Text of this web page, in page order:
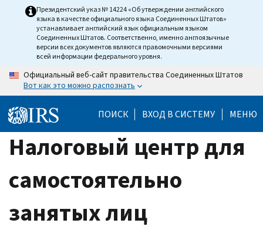
Президентский указ № 14224 «Об утверждении английского
языка в качестве официального языка Соединенных Штатов»
устанавливает английский язык официальным языком
Соединенных Штатов. Соответственно, именно англоязычные
версии всех документов являются правомочными версиями
всей информации федерального уровня.
Официальный веб-сайт правительства Соединенных Штатов
Вот как это можно распознать
ПОИСК ВХОД В СИСТЕМУ МЕНЮ
Налоговый центр для
самостоятельно
занятых лиц